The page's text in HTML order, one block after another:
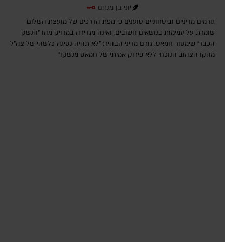
יוני בן מנחם
גורמים מדיניים וביטחוניים טוענים כי מפת הדרכים של מועצת השלום
שומרת על עמימות בנושאים חשובים, ואינה מגדירה במדויק מהו "הנשק
הכבד" שימסור חמאס. גורם מדיני הבהיר: "לא תהיה נסיגה כלשהי של צה"ל
מהקו הצהוב הנוכחי ללא פירוק אמיתי של חמאס מנשקו"